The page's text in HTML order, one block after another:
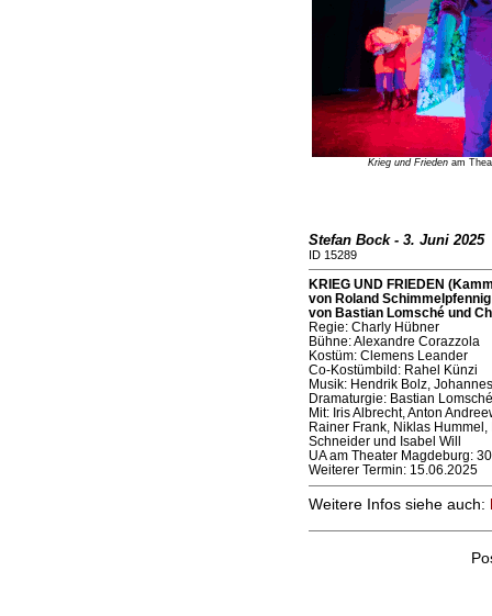
Krieg und Friedenam
Stefan Bock - 3. Juni 2025
ID 15289
KRIEG UND FRIEDEN
von Roland
von Bastian Lomsché und
Regie: Charly Hübner
Bühne: Alexandre Corazzola
Kostüm: Clemens Leander
Co-Kostümbild: Rahel Künzi
Musik: Hendrik Bolz,
Dramaturgie: Bastian Lomsché
Mit: Iris Albrecht, Anton
Rainer Frank, Niklas
Schneider und Isabel Will
UA am Theater Magdeburg:
Weiterer Termin: 15.06.2025
Weitere Infos siehe auch: